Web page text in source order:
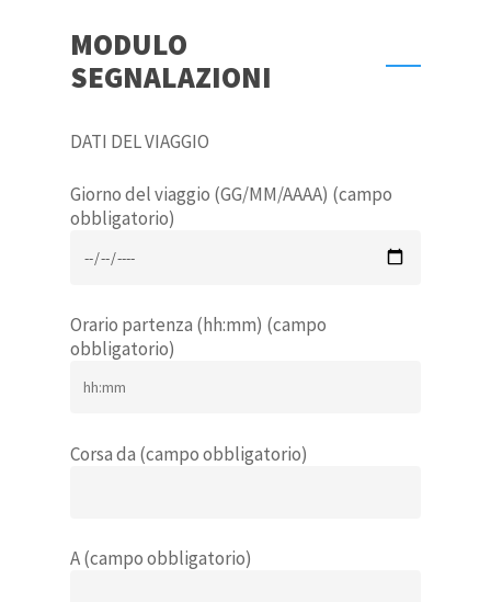
MODULO
SEGNALAZIONI
DATI DEL VIAGGIO
Giorno del viaggio (GG/MM/AAAA) (campo
obbligatorio)
Orario partenza (hh:mm) (campo
obbligatorio)
Corsa da (campo obbligatorio)
A (campo obbligatorio)